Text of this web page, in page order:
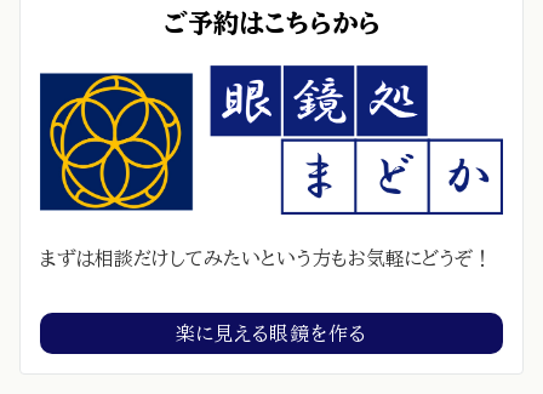
ご予約はこちらから
まずは相談だけしてみたいという方もお気軽にどうぞ！
楽に見える眼鏡を作る